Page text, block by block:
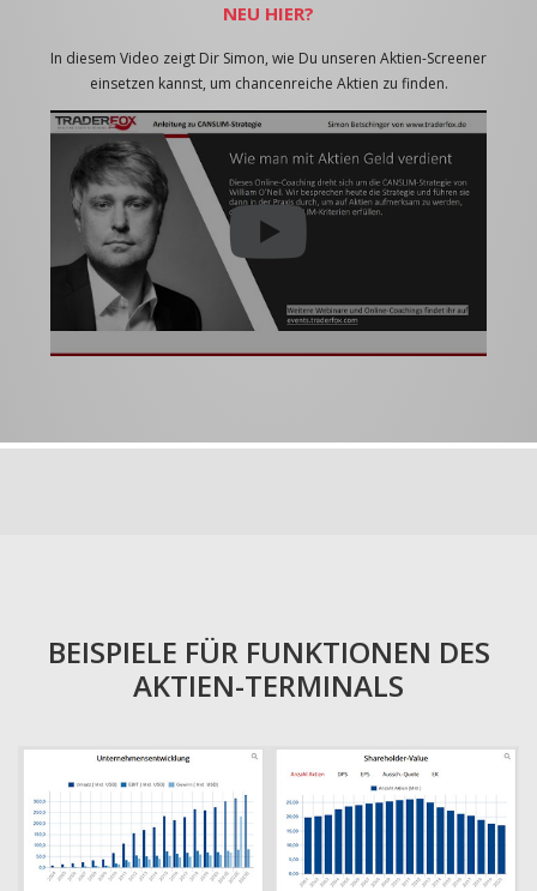
NEU HIER?
In diesem Video zeigt Dir Simon, wie Du unseren Aktien-Screener
einsetzen kannst, um chancenreiche Aktien zu finden.
BEISPIELE FÜR FUNKTIONEN DES
AKTIEN-TERMINALS